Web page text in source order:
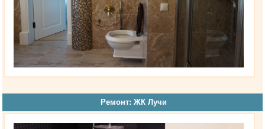
Ремонт: ЖК Лучи